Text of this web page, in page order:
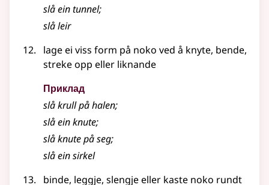
slå ein tunnel;
slå leir
lage ei viss form på noko ved å knyte, bende,
streke opp eller liknande
Приклад
slå krull på halen;
slå ein knute;
slå knute på seg;
slå ein sirkel
binde, leggje, slengje eller kaste noko rundt